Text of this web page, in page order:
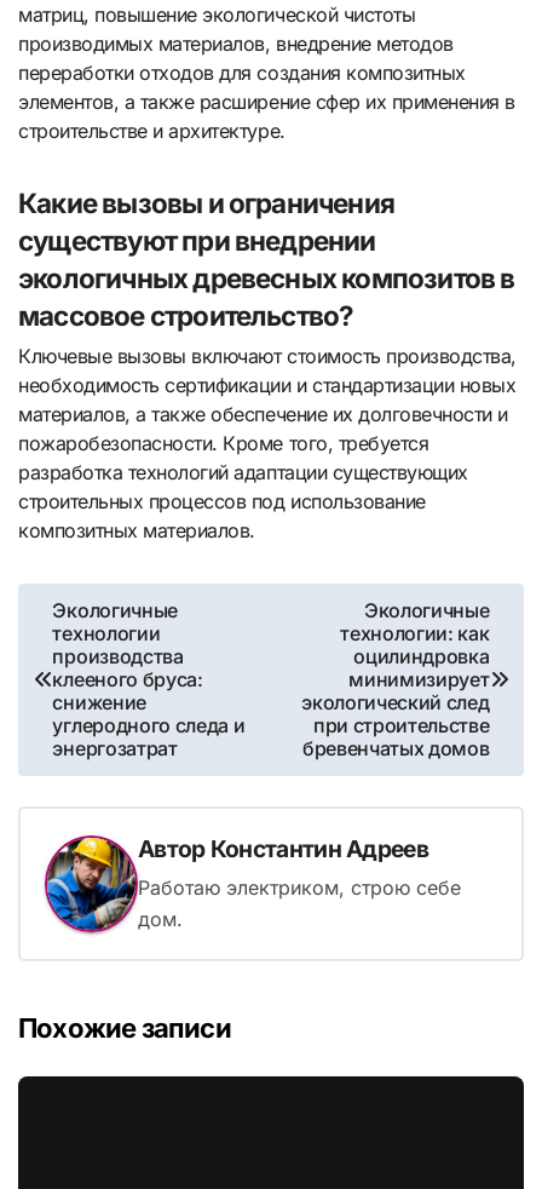
матриц, повышение экологической чистоты
производимых материалов, внедрение методов
переработки отходов для создания композитных
элементов, а также расширение сфер их применения в
строительстве и архитектуре.
Какие вызовы и ограничения
существуют при внедрении
экологичных древесных композитов в
массовое строительство?
Ключевые вызовы включают стоимость производства,
необходимость сертификации и стандартизации новых
материалов, а также обеспечение их долговечности и
пожаробезопасности. Кроме того, требуется
разработка технологий адаптации существующих
строительных процессов под использование
композитных материалов.
Навигация
по
записям
Экологичные
технологии
производства
клееного бруса:
снижение
углеродного следа и
энергозатрат
Экологичные
технологии: как
оцилиндровка
минимизирует
экологический след
при строительстве
бревенчатых домов
Автор Константин Адреев
Работаю электриком, строю себе
дом.
Похожие записи